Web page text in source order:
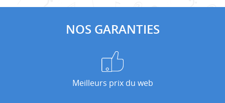
NOS GARANTIES
Meilleurs prix du web